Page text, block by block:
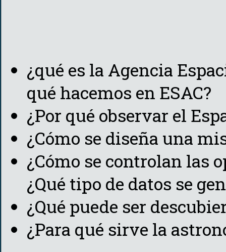
¿qué es la Agencia
qué hacemos en ESAC?
¿Por qué observar el
¿Cómo se diseña una
¿Cómo se controlan las
¿Qué tipo de datos se
¿Qué puede ser
¿Para qué sirve la